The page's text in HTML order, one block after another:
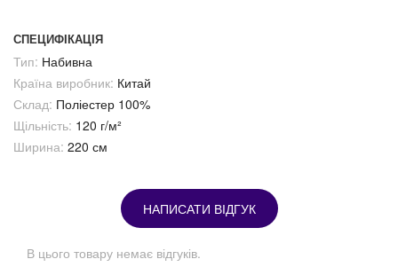
СПЕЦИФІКАЦІЯ
Тип: Набивна
Країна виробник: Китай
Склад: Поліестер 100%
Щільність: 120 г/м²
Ширина: 220 см
НАПИСАТИ ВІДГУК
В цього товару немає відгуків.